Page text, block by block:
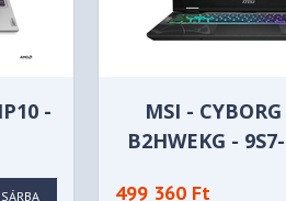
-
MSI -
B2HWEKG -
499 360 Ft